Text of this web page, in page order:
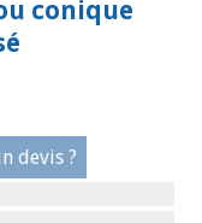
conique
devis ?